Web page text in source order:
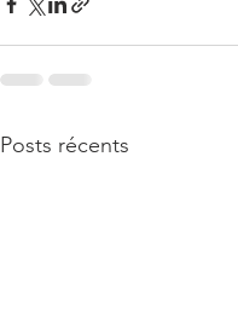
Posts récents